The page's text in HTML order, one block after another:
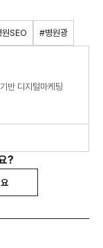
SEO #병원광
반 디지털마케팅
?